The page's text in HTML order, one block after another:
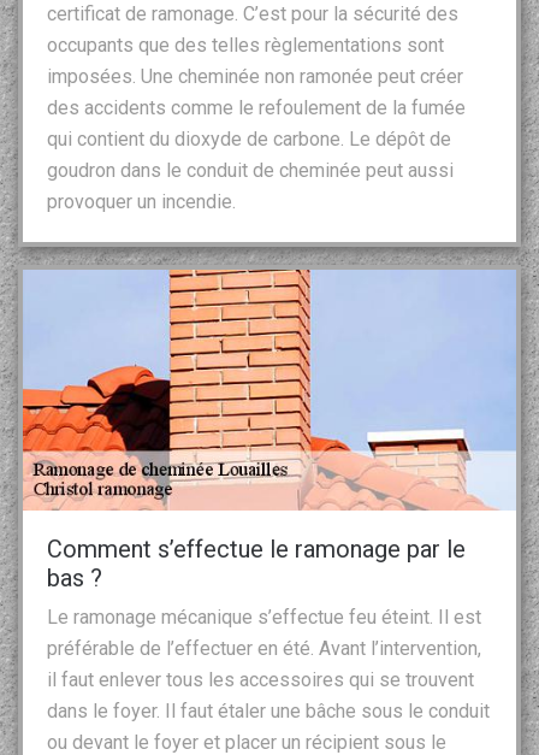
certificat de ramonage. C’est pour la sécurité des
occupants que des telles règlementations sont
imposées. Une cheminée non ramonée peut créer
des accidents comme le refoulement de la fumée
qui contient du dioxyde de carbone. Le dépôt de
goudron dans le conduit de cheminée peut aussi
provoquer un incendie.
Comment s’effectue le ramonage par le
bas ?
Le ramonage mécanique s’effectue feu éteint. Il est
préférable de l’effectuer en été. Avant l’intervention,
il faut enlever tous les accessoires qui se trouvent
dans le foyer. Il faut étaler une bâche sous le conduit
ou devant le foyer et placer un récipient sous le